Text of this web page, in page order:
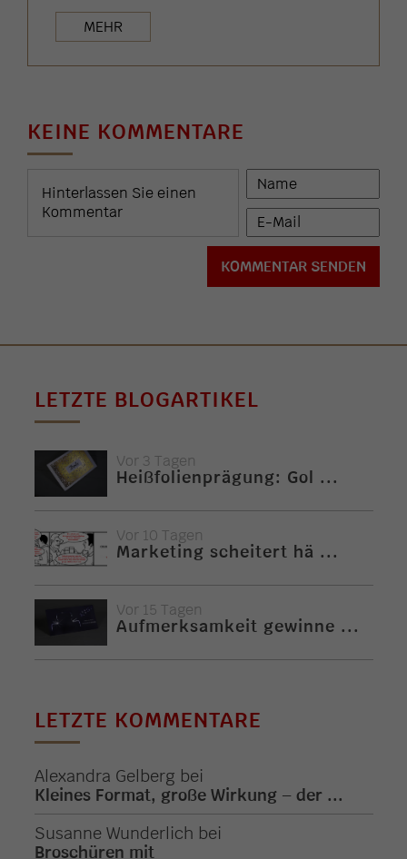
MEHR
KEINE KOMMENTARE
LETZTE BLOGARTIKEL
Vor 3 Tagen
Heißfolienprägung: Gol ...
Vor 10 Tagen
Marketing scheitert hä ...
Vor 15 Tagen
Aufmerksamkeit gewinne ...
LETZTE KOMMENTARE
Alexandra Gelberg bei
Kleines Format, große Wirkung – der ...
Susanne Wunderlich bei
Broschüren mit